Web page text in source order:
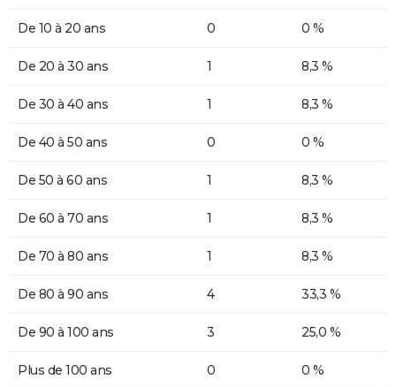
De 10 à 20 ans 0 0 %
De 20 à 30 ans 1 8,3 %
De 30 à 40 ans 1 8,3 %
De 40 à 50 ans 0 0 %
De 50 à 60 ans 1 8,3 %
De 60 à 70 ans 1 8,3 %
De 70 à 80 ans 1 8,3 %
De 80 à 90 ans 4 33,3 %
De 90 à 100 ans 3 25,0 %
Plus de 100 ans 0 0 %